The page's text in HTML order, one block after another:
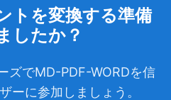
トを変換する準備
したか？
ズでMD-PDF-WORDを信
ーに参加しましょう。